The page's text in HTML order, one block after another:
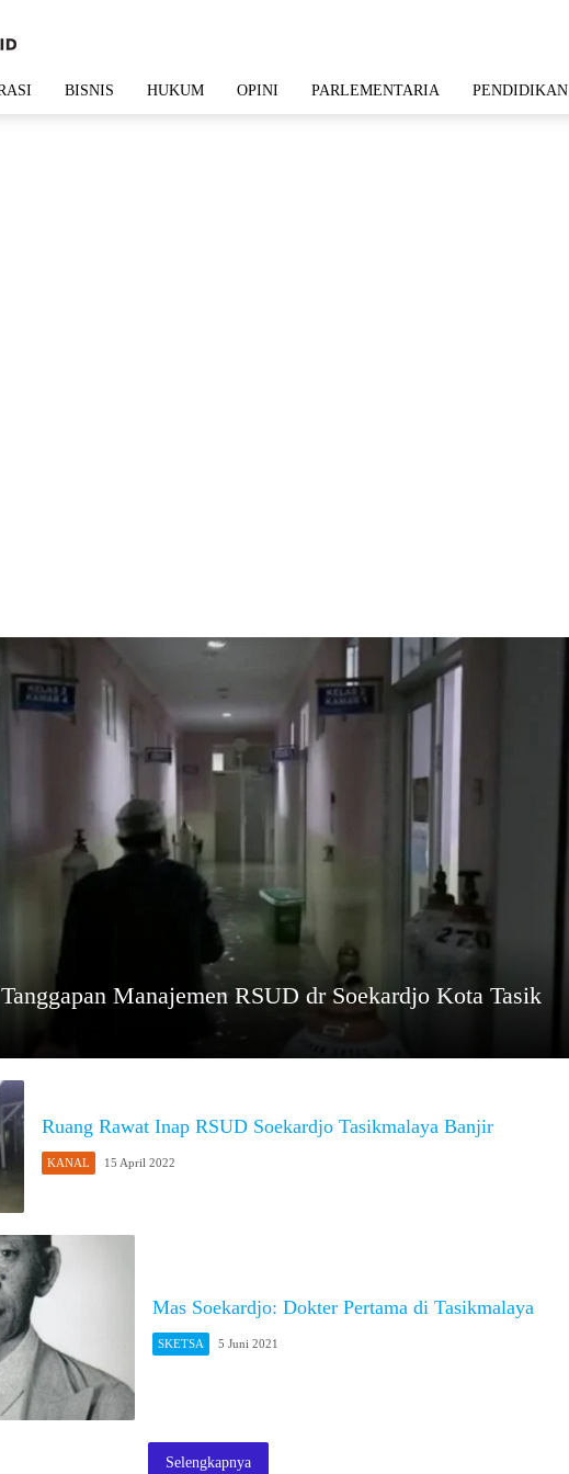
BISNIS HUKUM OPINI PARLEMENTARIA PENDIDIKAN
Manajemen RSUD dr Soekardjo Kota Tasik
Ruang Rawat Inap RSUD Soekardjo Tasikmalaya Banjir
KANAL 15 April 2022
Mas Soekardjo: Dokter Pertama di Tasikmalaya
SKETSA 5 Juni 2021
Selengkapnya